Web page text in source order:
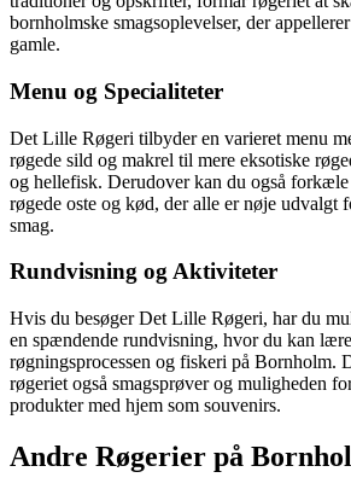
bornholmske smagsoplevelser, der
gamle.
Menu og Specialiteter
Det Lille Røgeri tilbyder en varieret menu
røgede sild og makrel til mere eksotiske
og hellefisk. Derudover kan du også forkæle
røgede oste og kød, der alle er nøje udvalgt
smag.
Rundvisning og Aktiviteter
Hvis du besøger Det Lille Røgeri, har du
en spændende rundvisning, hvor du kan
røgningsprocessen og fiskeri på Bornholm.
røgeriet også smagsprøver og muligheden
produkter med hjem som souvenirs.
Andre Røgerier på